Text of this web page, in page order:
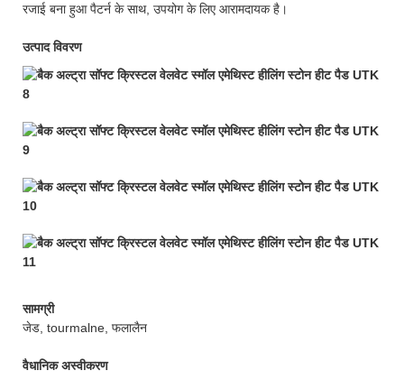
रजाई बना हुआ पैटर्न के साथ, उपयोग के लिए आरामदायक है।
उत्पाद विवरण
सामग्री
जेड, tourmalne, फलालैन
वैधानिक अस्वीकरण